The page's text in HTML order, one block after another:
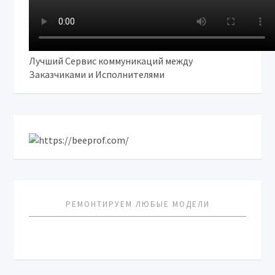
Лучший Сервис коммуникаций между
Заказчиками и Исполнителями
РЕМОНТИРУЕМ ЛЮБЫЕ МОДЕЛИ